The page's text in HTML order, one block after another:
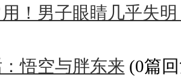
！男子眼睛几乎失
悟空与胖东来 (0篇